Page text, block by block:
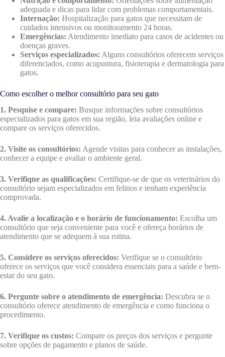
adequada e dicas para lidar com problemas comportamentais.
Internação: Hospitalização para gatos que necessitam de
cuidados intensivos ou monitoramento 24 horas.
Emergências: Atendimento imediato para casos de acidentes ou
doenças graves.
Serviços especializados: Alguns consultórios oferecem serviços
diferenciados, como acupuntura, fisioterapia e dermatologia para
gatos.
Como escolher o melhor consultório para seu gato
1. Pesquise e compare: Busque informações sobre consultórios
especializados para gatos em sua região, leia avaliações online e
compare os serviços oferecidos.
2. Visite os consultórios: Agende visitas para conhecer as instalações,
conhecer a equipe e avaliar o ambiente geral.
3. Verifique as qualificações: Certifique-se de que os veterinários do
consultório sejam especializados em felinos e tenham experiência
comprovada.
4. Avalie a localização e o horário de funcionamento: Escolha um
consultório que seja conveniente para você e ofereça horários de
atendimento que se adequem à sua rotina.
5. Considere os serviços oferecidos: Verifique se o consultório
oferece os serviços que você considera essenciais para a saúde e bem-
estar do seu gato.
6. Pergunte sobre o atendimento de emergência: Descubra se o
consultório oferece atendimento de emergência e como funciona o
procedimento.
7. Verifique os custos: Compare os preços dos serviços e pergunte
sobre opções de pagamento e planos de saúde.